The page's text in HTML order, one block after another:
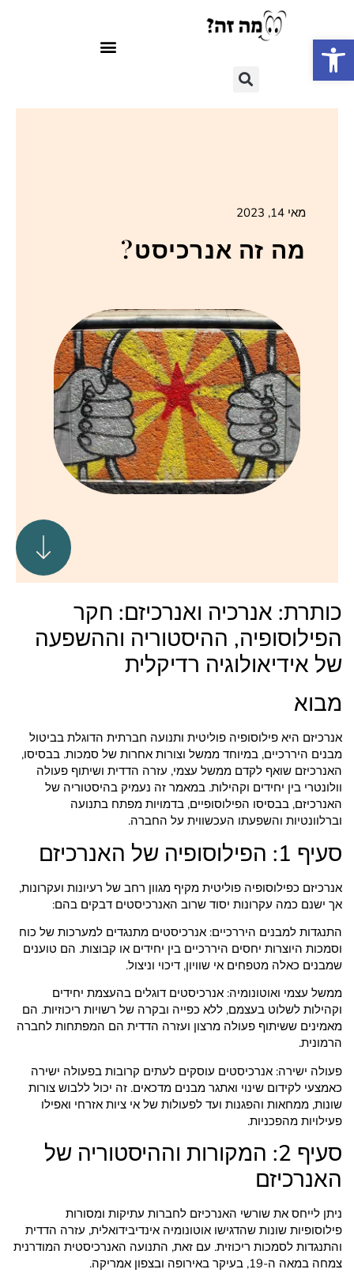
פתח סרגל נגישות
מאי 14, 2023
מה זה אנרכיסט?
כותרת: אנרכיה ואנרכיזם: חקר
הפילוסופיה, ההיסטוריה וההשפעה
של אידיאולוגיה רדיקלית
מבוא
אנרכיזם היא פילוסופיה פוליטית ותנועה חברתית הדוגלת בביטול
מבנים היררכיים, במיוחד ממשל וצורות אחרות של סמכות. בבסיסו,
האנרכיזם שואף לקדם ממשל עצמי, עזרה הדדית ושיתוף פעולה
וולונטרי בין יחידים וקהילות. במאמר זה נעמיק בהיסטוריה של
האנרכיזם, בבסיסו הפילוסופיים, בדמויות מפתח בתנועה
וברלוונטיות והשפעתו העכשווית על החברה.
סעיף 1: הפילוסופיה של האנרכיזם
אנרכיזם כפילוסופיה פוליטית מקיף מגוון רחב של רעיונות ועקרונות,
אך ישנם כמה עקרונות יסוד שרוב האנרכיסטים דבקים בהם:
התנגדות למבנים היררכיים: אנרכיסטים מתנגדים למערכות של כוח
וסמכות היוצרות יחסים היררכיים בין יחידים או קבוצות. הם טוענים
שמבנים כאלה מטפחים אי שוויון, דיכוי וניצול.
ממשל עצמי ואוטונומיה: אנרכיסטים דוגלים בהעצמת יחידים
וקהילות לשלוט בעצמם, ללא כפייה ובקרה של רשויות ריכוזיות. הם
מאמינים ששיתוף פעולה מרצון ועזרה הדדית הם המפתחות לחברה
הרמונית.
פעולה ישירה: אנרכיסטים עוסקים לעתים קרובות בפעולה ישירה
כאמצעי לקידום שינוי ואתגר מבנים מדכאים. זה יכול ללבוש צורות
שונות, ממחאות והפגנות ועד לפעולות של אי ציות אזרחי ואפילו
פעילויות מהפכניות.
סעיף 2: המקורות וההיסטוריה של
האנרכיזם
ניתן לייחס את שורשי האנרכיזם לחברות עתיקות ומסורות
פילוסופיות שונות שהדגישו אוטונומיה אינדיבידואלית, עזרה הדדית
והתנגדות לסמכות ריכוזית. עם זאת, התנועה האנרכיסטית המודרנית
צמחה במאה ה-19, בעיקר באירופה ובצפון אמריקה.